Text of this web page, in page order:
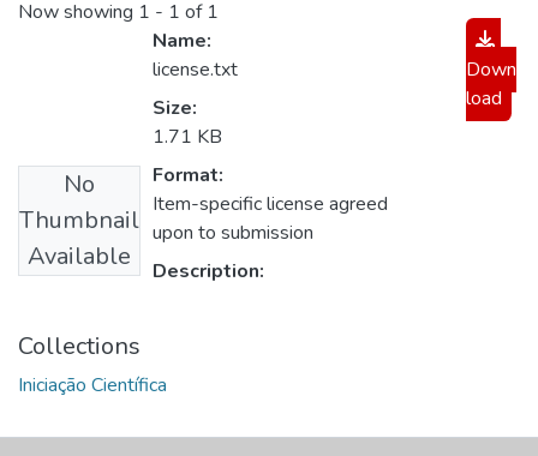
Now showing 1 - 1 of 1
No
Thumbnail
Available
Name:
license.txt
Size:
1.71 KB
Format:
Item-specific license agreed
upon to submission
Description:
Down
load
Collections
Iniciação Científica